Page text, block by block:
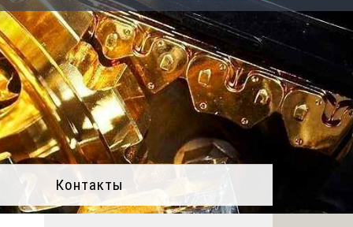
Контакты